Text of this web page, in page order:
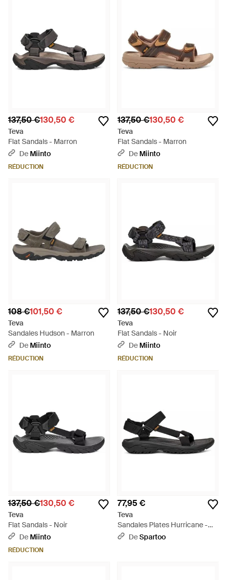
137,50 €130,50 €
Teva
Flat Sandals - Marron
De Miinto
RÉDUCTION
137,50 €130,50 €
Teva
Flat Sandals - Marron
De Miinto
RÉDUCTION
108 €101,50 €
Teva
Sandales Hudson - Marron
De Miinto
RÉDUCTION
137,50 €130,50 €
Teva
Flat Sandals - Noir
De Miinto
RÉDUCTION
137,50 €130,50 €
Teva
Flat Sandals - Noir
De Miinto
RÉDUCTION
77,95 €
Teva
Sandales Plates Hurricane -
NoirDeSpartoo